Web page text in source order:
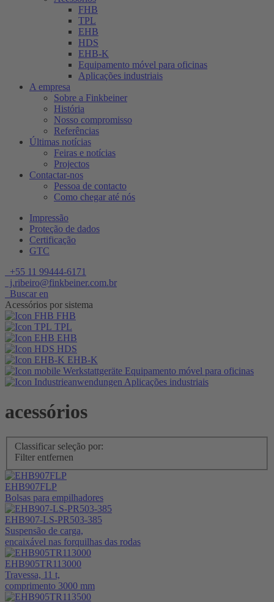
FHB
TPL
EHB
HDS
EHB-K
Equipamento móvel para oficinas
Aplicações industriais
A empresa
Sobre a Finkbeiner
História
Nosso compromisso
Referências
Últimas notícias
Feiras e notícias
Projectos
Contactar-nos
Pessoa de contacto
Como chegar até nós
Impressão
Proteção de dados
Certificação
GTC
+55 11 99444-6171
j.ribeiro@finkbeiner.com.br
Buscar en
Acessórios por sistema
FHB
TPL
EHB
HDS
EHB-K
Equipamento móvel para oficinas
Aplicações industriais
acessórios
Classificar seleção por:
Filter entfernen
EHB907FLP
Bolsas para empilhadores
EHB907-LS-PR503-385
Suspensão de carga,
encaixável nas forquilhas das rodas
EHB905TR113000
Travessa, 11 t,
comprimento 3000 mm